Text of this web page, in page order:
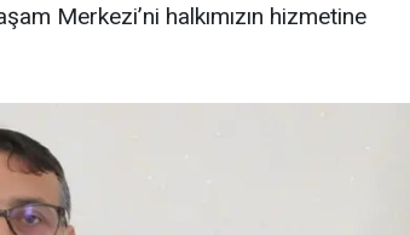
Merkezi’ni halkımızın hizmetine